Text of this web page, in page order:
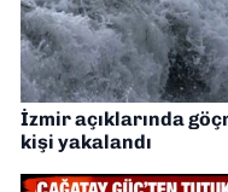
İzmir açıklarında
kişi yakalandı